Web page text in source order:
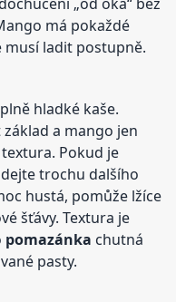
má pokaždé
musí ladit postupně.
hladké kaše.
a mango jen
Pokud je
trochu dalšího
hustá, pomůže lžíce
šťávy. Textura je
pomazánka chutná
pasty.